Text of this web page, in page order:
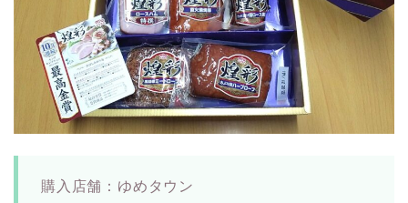
購入店舗：ゆめタウン